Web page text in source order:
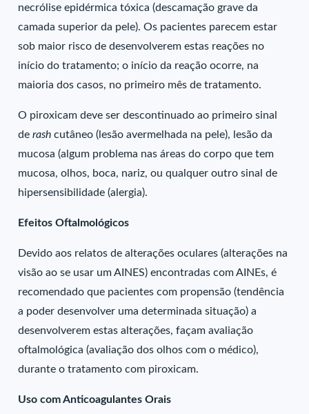
necrólise epidérmica tóxica (descamação grave da
camada superior da pele). Os pacientes parecem estar
sob maior risco de desenvolverem estas reações no
início do tratamento; o início da reação ocorre, na
maioria dos casos, no primeiro mês de tratamento.
O piroxicam deve ser descontinuado ao primeiro sinal
derashcutâneo (lesão avermelhada na pele), lesão da
mucosa (algum problema nas áreas do corpo que tem
mucosa, olhos, boca, nariz, ou qualquer outro sinal de
hipersensibilidade (alergia).
Efeitos Oftalmológicos
Devido aos relatos de alterações oculares (alterações na
visão ao se usar um AINES) encontradas com AINEs, é
recomendado que pacientes com propensão (tendência
a poder desenvolver uma determinada situação) a
desenvolverem estas alterações, façam avaliação
oftalmológica (avaliação dos olhos com o médico),
durante o tratamento com piroxicam.
Uso com Anticoagulantes Orais